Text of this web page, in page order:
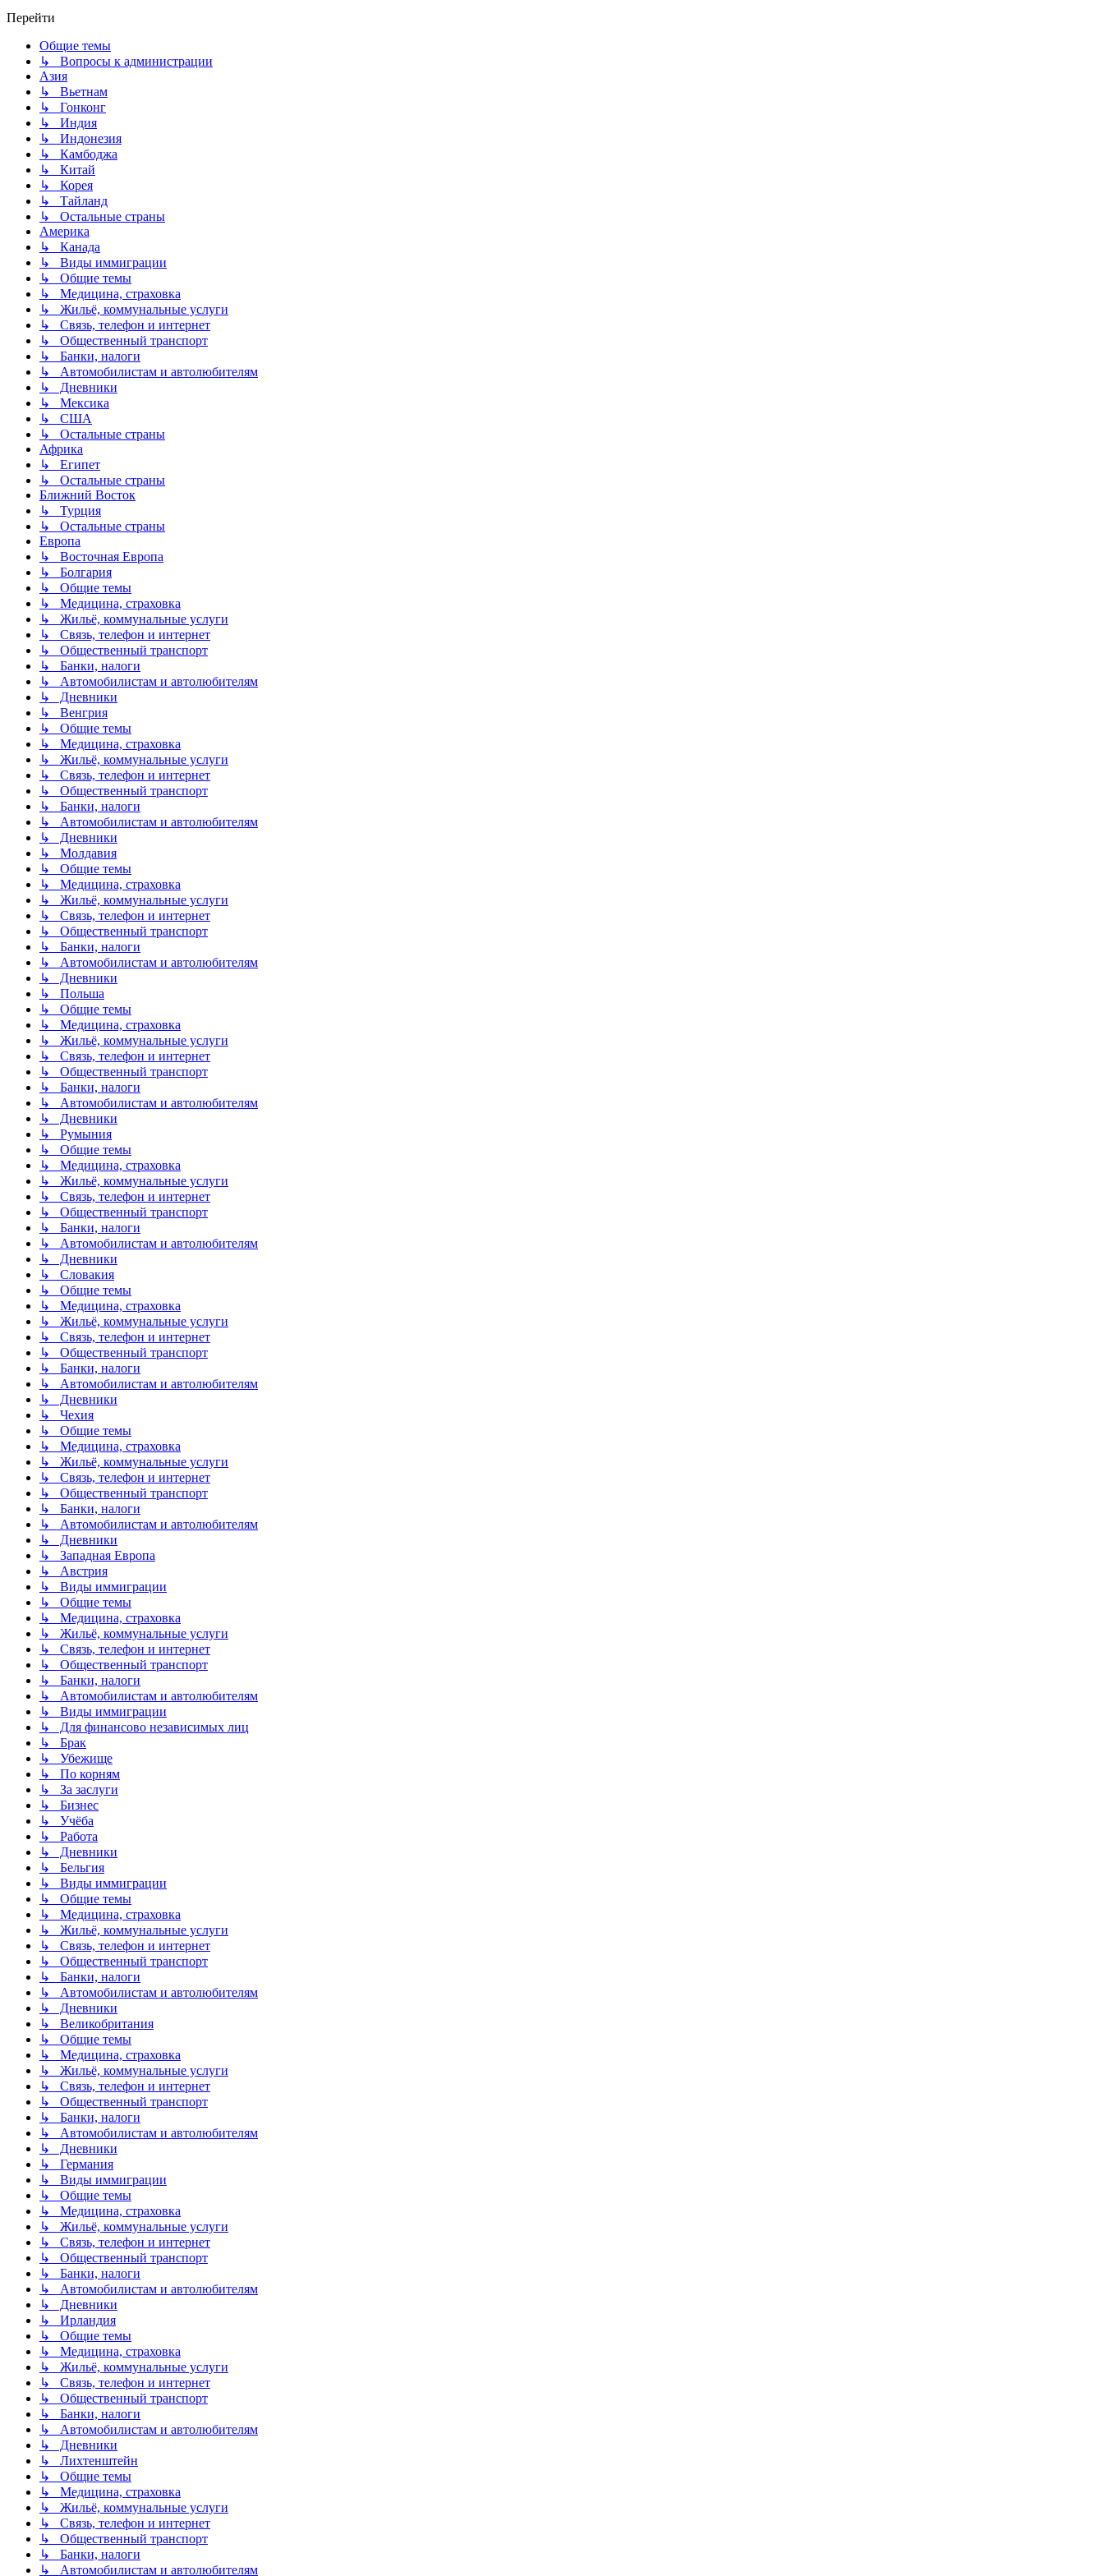
Перейти
Общие темы
↳ Вопросы к администрации
Азия
↳ Вьетнам
↳ Гонконг
↳ Индия
↳ Индонезия
↳ Камбоджа
↳ Китай
↳ Корея
↳ Тайланд
↳ Остальные страны
Америка
↳ Канада
↳ Виды иммиграции
↳ Общие темы
↳ Медицина, страховка
↳ Жильё, коммунальные услуги
↳ Связь, телефон и интернет
↳ Общественный транспорт
↳ Банки, налоги
↳ Автомобилистам и автолюбителям
↳ Дневники
↳ Мексика
↳ США
↳ Остальные страны
Африка
↳ Египет
↳ Остальные страны
Ближний Восток
↳ Турция
↳ Остальные страны
Европа
↳ Восточная Европа
↳ Болгария
↳ Общие темы
↳ Медицина, страховка
↳ Жильё, коммунальные услуги
↳ Связь, телефон и интернет
↳ Общественный транспорт
↳ Банки, налоги
↳ Автомобилистам и автолюбителям
↳ Дневники
↳ Венгрия
↳ Общие темы
↳ Медицина, страховка
↳ Жильё, коммунальные услуги
↳ Связь, телефон и интернет
↳ Общественный транспорт
↳ Банки, налоги
↳ Автомобилистам и автолюбителям
↳ Дневники
↳ Молдавия
↳ Общие темы
↳ Медицина, страховка
↳ Жильё, коммунальные услуги
↳ Связь, телефон и интернет
↳ Общественный транспорт
↳ Банки, налоги
↳ Автомобилистам и автолюбителям
↳ Дневники
↳ Польша
↳ Общие темы
↳ Медицина, страховка
↳ Жильё, коммунальные услуги
↳ Связь, телефон и интернет
↳ Общественный транспорт
↳ Банки, налоги
↳ Автомобилистам и автолюбителям
↳ Дневники
↳ Румыния
↳ Общие темы
↳ Медицина, страховка
↳ Жильё, коммунальные услуги
↳ Связь, телефон и интернет
↳ Общественный транспорт
↳ Банки, налоги
↳ Автомобилистам и автолюбителям
↳ Дневники
↳ Словакия
↳ Общие темы
↳ Медицина, страховка
↳ Жильё, коммунальные услуги
↳ Связь, телефон и интернет
↳ Общественный транспорт
↳ Банки, налоги
↳ Автомобилистам и автолюбителям
↳ Дневники
↳ Чехия
↳ Общие темы
↳ Медицина, страховка
↳ Жильё, коммунальные услуги
↳ Связь, телефон и интернет
↳ Общественный транспорт
↳ Банки, налоги
↳ Автомобилистам и автолюбителям
↳ Дневники
↳ Западная Европа
↳ Австрия
↳ Виды иммиграции
↳ Общие темы
↳ Медицина, страховка
↳ Жильё, коммунальные услуги
↳ Связь, телефон и интернет
↳ Общественный транспорт
↳ Банки, налоги
↳ Автомобилистам и автолюбителям
↳ Виды иммиграции
↳ Для финансово независимых лиц
↳ Брак
↳ Убежище
↳ По корням
↳ За заслуги
↳ Бизнес
↳ Учёба
↳ Работа
↳ Дневники
↳ Бельгия
↳ Виды иммиграции
↳ Общие темы
↳ Медицина, страховка
↳ Жильё, коммунальные услуги
↳ Связь, телефон и интернет
↳ Общественный транспорт
↳ Банки, налоги
↳ Автомобилистам и автолюбителям
↳ Дневники
↳ Великобритания
↳ Общие темы
↳ Медицина, страховка
↳ Жильё, коммунальные услуги
↳ Связь, телефон и интернет
↳ Общественный транспорт
↳ Банки, налоги
↳ Автомобилистам и автолюбителям
↳ Дневники
↳ Германия
↳ Виды иммиграции
↳ Общие темы
↳ Медицина, страховка
↳ Жильё, коммунальные услуги
↳ Связь, телефон и интернет
↳ Общественный транспорт
↳ Банки, налоги
↳ Автомобилистам и автолюбителям
↳ Дневники
↳ Ирландия
↳ Общие темы
↳ Медицина, страховка
↳ Жильё, коммунальные услуги
↳ Связь, телефон и интернет
↳ Общественный транспорт
↳ Банки, налоги
↳ Автомобилистам и автолюбителям
↳ Дневники
↳ Лихтенштейн
↳ Общие темы
↳ Медицина, страховка
↳ Жильё, коммунальные услуги
↳ Связь, телефон и интернет
↳ Общественный транспорт
↳ Банки, налоги
↳ Автомобилистам и автолюбителям